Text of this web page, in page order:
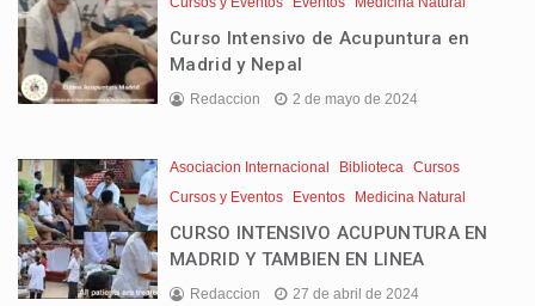
Curso Intensivo de Acupuntura en
Madrid y Nepal
Redaccion 2 de mayo de 2024
Asociacion Internacional Biblioteca Cursos
Cursos y Eventos
Eventos Medicina Natural
CURSO INTENSIVO ACUPUNTURA EN
MADRID Y TAMBIEN EN LINEA
Redaccion 27 de abril de 2024